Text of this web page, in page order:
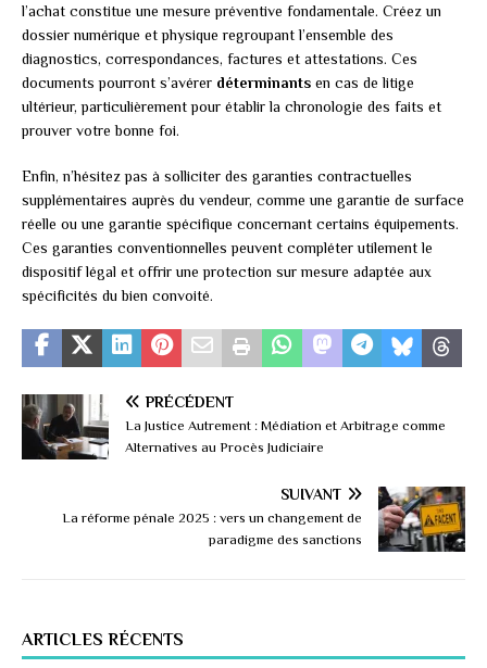
l’achat constitue une mesure préventive fondamentale. Créez un
dossier numérique et physique regroupant l’ensemble des
diagnostics, correspondances, factures et attestations. Ces
documents pourront s’avérer déterminants en cas de litige
ultérieur, particulièrement pour établir la chronologie des faits et
prouver votre bonne foi.
Enfin, n’hésitez pas à solliciter des garanties contractuelles
supplémentaires auprès du vendeur, comme une garantie de surface
réelle ou une garantie spécifique concernant certains équipements.
Ces garanties conventionnelles peuvent compléter utilement le
dispositif légal et offrir une protection sur mesure adaptée aux
spécificités du bien convoité.
PRÉCÉDENT
La Justice Autrement : Médiation et Arbitrage comme
Alternatives au Procès Judiciaire
SUIVANT
La réforme pénale 2025 : vers un changement de
paradigme des sanctions
ARTICLES RÉCENTS